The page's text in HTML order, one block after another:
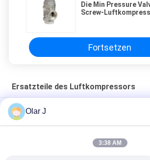
Die Min Pressure
Screw-
Fortsetzen
Ersatzteile des Luftkompressors
ABC-123 Luftkompressor Reparatur
220V-Luftkompressor Ersatzteile
ABC-123 Ersatzteile für Luftkompressoren
Olar J
3:38 AM